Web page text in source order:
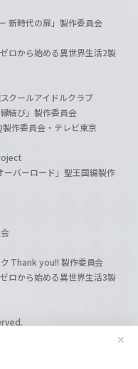
✕
新時代の扉」製作委員会
ロから始める異世界生活2製
クールアイドルクラブ
結び」製作委員会
作委員会・テレビ東京
バーロード」聖王国編製作
Thank you!! 製作委員会
ロから始める異世界生活3製